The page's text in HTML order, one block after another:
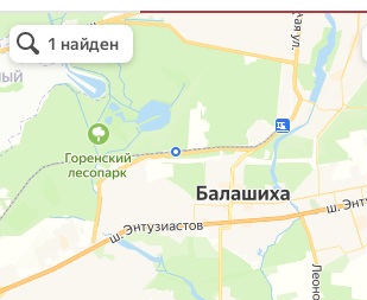
Планета кровли
Кровля и кровельные материалы в Балашихе
Окна в Балашихе